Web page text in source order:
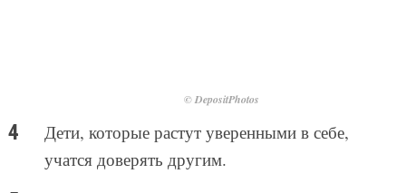
© DepositPhotos
Дети, которые растут уверенными в себе,
учатся доверять другим.